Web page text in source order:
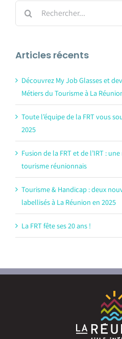
Articles récents
Découvrez My Job Glasses et
Métiers du Tourisme à La
Toute l’équipe de la FRT vous
2025
Fusion de la FRT et de l’IRT :
tourisme réunionnais
Tourisme & Handicap : deux
labellisés à La Réunion en 2025
La FRT fête ses 20 ans !